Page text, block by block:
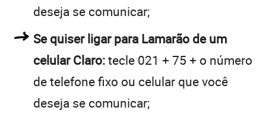
deseja se comunicar;
Se quiser ligar para Lamarão de um
celular Claro:tecle 021 + 75 + o número
de telefone fixo ou celular que você
deseja se comunicar;